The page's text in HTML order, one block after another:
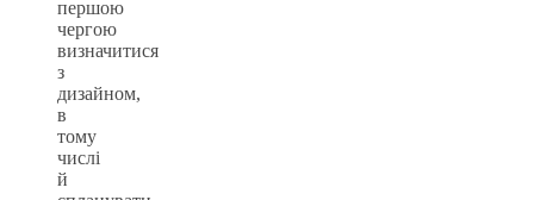
першою
чергою
визначитися
з
дизайном,
в
тому
числі
й